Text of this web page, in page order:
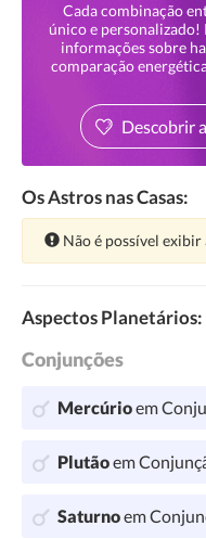
Cada combinação
único e personalizado!
informações sobre
comparação
Descobrir a
Os Astros nas Casas:
Atenção:
Não é possível exibir
Aspectos Planetários:
Conjunções
Mercúrioem
Plutãoem
Saturnoem